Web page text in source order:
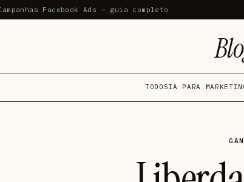
Facebook Ads — guia completo
TODOSIA PARA